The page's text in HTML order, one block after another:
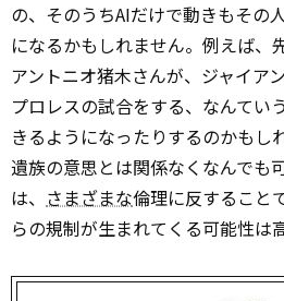
の、そのうちAIだけで動きもその
になるかもしれません。例えば、
アントニオ猪木さんが、ジャイア
プロレスの試合をする、なんてい
きるようになったりするのかもし
遺族の意思とは関係なくなんでも
は、 さまざまな倫理に反すること
らの規制が生まれてくる可能性は